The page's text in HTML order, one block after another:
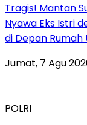
Tragis! Mantan
Nyawa Eks Istri
di Depan Rumah
Jumat, 7 Agu
POLRI